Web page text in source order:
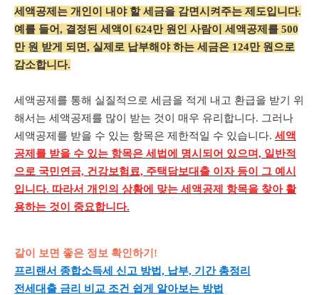
세액공제는 개인이 내야 할 세금을 감면시켜주는 제도입니다.
예를 들어, 결정된 세액이 624만 원인 사람이 세액공제를 500
만 원 받게 되면, 실제로 납부해야 하는 세금은 124만 원으로
감소합니다.
세액공제를 통해 실질적으로 세금을 적게 내고 환급을 받기 위
해서는 세액공제를 많이 받는 것이 매우 유리합니다. 그러나
세액공제를 받을 수 있는 항목은 제한적일 수 있습니다. 세액
공제를 받을 수 있는 항목은 세법에 명시되어 있으며, 일반적
으로 국민연금, 건강보험료, 주택담보대출 이자 등이 그 예시
입니다. 따라서 개인의 상황에 맞는 세액공제 항목을 찾아 활
용하는 것이 중요합니다.
같이 보면 좋은 정보 확인하기!
프리랜서 종합소득세 신고 방법, 납부, 기간 총정리
전세대출 금리 비교 조건 쉽게 알아보는 방법